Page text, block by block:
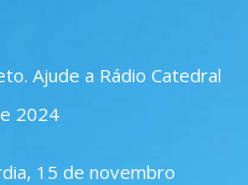
Ajude a Rádio Catedral
2024
15 de novembro